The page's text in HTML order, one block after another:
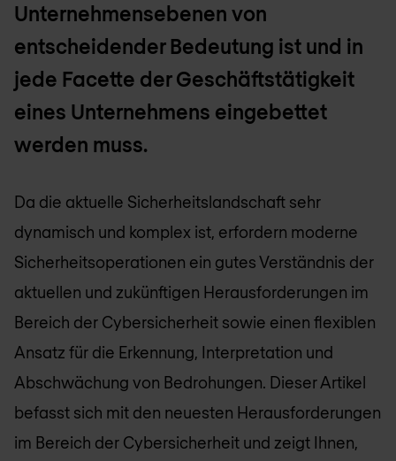
Unternehmensebenen von
entscheidender Bedeutung ist und in
jede Facette der Geschäftstätigkeit
eines Unternehmens eingebettet
werden muss.
Da die aktuelle Sicherheitslandschaft sehr
dynamisch und komplex ist, erfordern moderne
Sicherheitsoperationen ein gutes Verständnis der
aktuellen und zukünftigen Herausforderungen im
Bereich der Cybersicherheit sowie einen flexiblen
Ansatz für die Erkennung, Interpretation und
Abschwächung von Bedrohungen. Dieser Artikel
befasst sich mit den neuesten Herausforderungen
im Bereich der Cybersicherheit und zeigt Ihnen,